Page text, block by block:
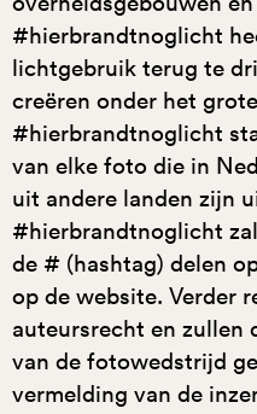
#hierbrandtnoglicht
lichtgebruik terug te
creëren onder het
#hierbrandtnoglicht
van elke foto die in
uit andere landen zijn
#hierbrandtnoglicht
de # (hashtag) delen
op de website. Verder
auteursrecht en zullen
van de fotowedstrijd
vermelding van de